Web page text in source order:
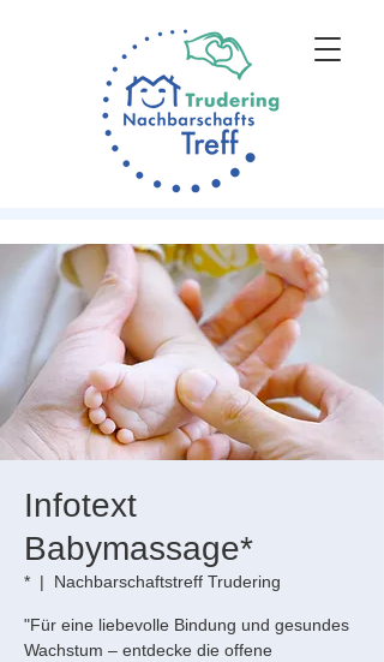
Infotext
Babymassage*
*
  |
Nachbarschaftstreff Trudering
"Für eine liebevolle Bindung und gesundes
Wachstum – entdecke die offene